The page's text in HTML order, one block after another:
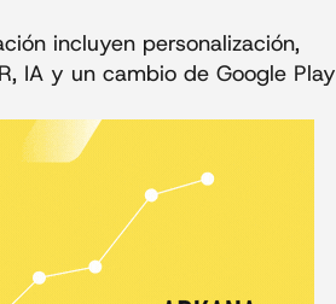
incluyen personalización,
IA y un cambio de Google Play